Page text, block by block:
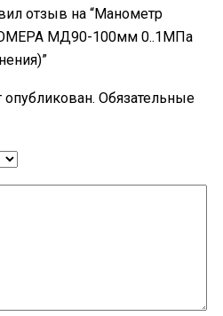
отзыв на “Манометр
МД90-100мм 0..1МПа
Обязательные